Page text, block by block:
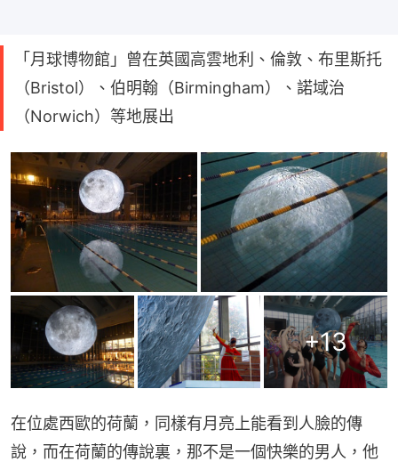
「月球博物館」曾在英國高雲地利、倫敦、布里斯托
（Bristol）、伯明翰（Birmingham）、諾域治
（Norwich）等地展出
+13
在位處西歐的荷蘭，同樣有月亮上能看到人臉的傳
說，而在荷蘭的傳說裏，那不是一個快樂的男人，他